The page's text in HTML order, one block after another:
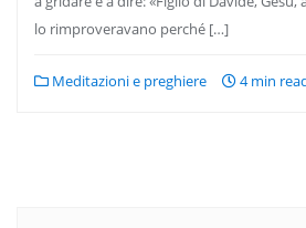
lo rimproveravano perché […]
Meditazioni e preghiere 4 min